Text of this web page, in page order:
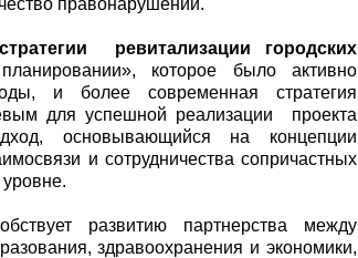
правонарушений.
ревитализации городских
которое было активно
и более современная стратегия
для успешной реализации проекта
основывающийся на концепции
и сотрудничества сопричастных
развитию партнерства между
здравоохранения и экономики,